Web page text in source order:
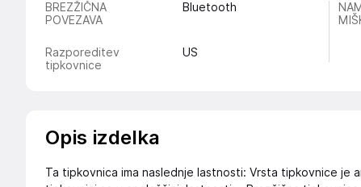
BREZŽIČNA
POVEZAVA
Bluetooth
Razporeditev
tipkovnice
US
Opis izdelka
Ta tipkovnica ima naslednje lastnosti: Vrsta tipkovnice je